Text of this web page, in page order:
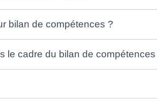
bilan de compétences ?
le cadre du bilan de compétences